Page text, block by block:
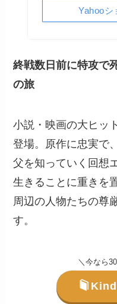
Yahooシ
終戦数日前に特攻で
の旅
小説・映画の大ヒッ
登場。原作に忠実で
父を知っていく回想
生きることに重きを
周辺の人物たちの尊
す。
＼今なら